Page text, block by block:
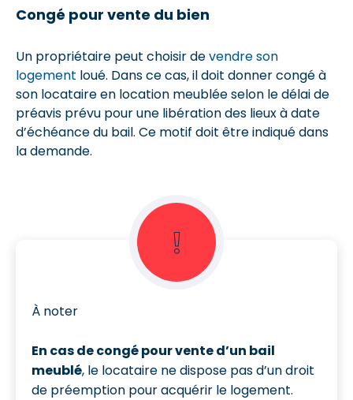
Congé pour vente du bien
Un propriétaire peut choisir devendre son
logement loué. Dans ce cas, il doit donner congé à
son locataire en location meublée selon le délai de
préavis prévu pour une libération des lieux à date
d’échéance du bail. Ce motif doit être indiqué dans
la demande.
❕
À noter
En cas de congé pour vente d’un bail
meublé, le locataire ne dispose pas d’un droit
de préemption pour acquérir le logement.